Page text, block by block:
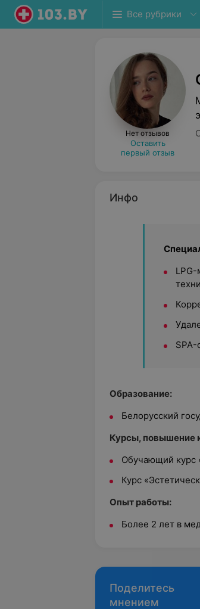
Все рубрики
Нет отзывов
Оставить
первый отзыв
Инфо
SPA-
Образование:
Белорусский
Курсы, повышение
Обучающий курс
Курс
Опыт работы:
Более 2 лет в
Поделитесь
мнением